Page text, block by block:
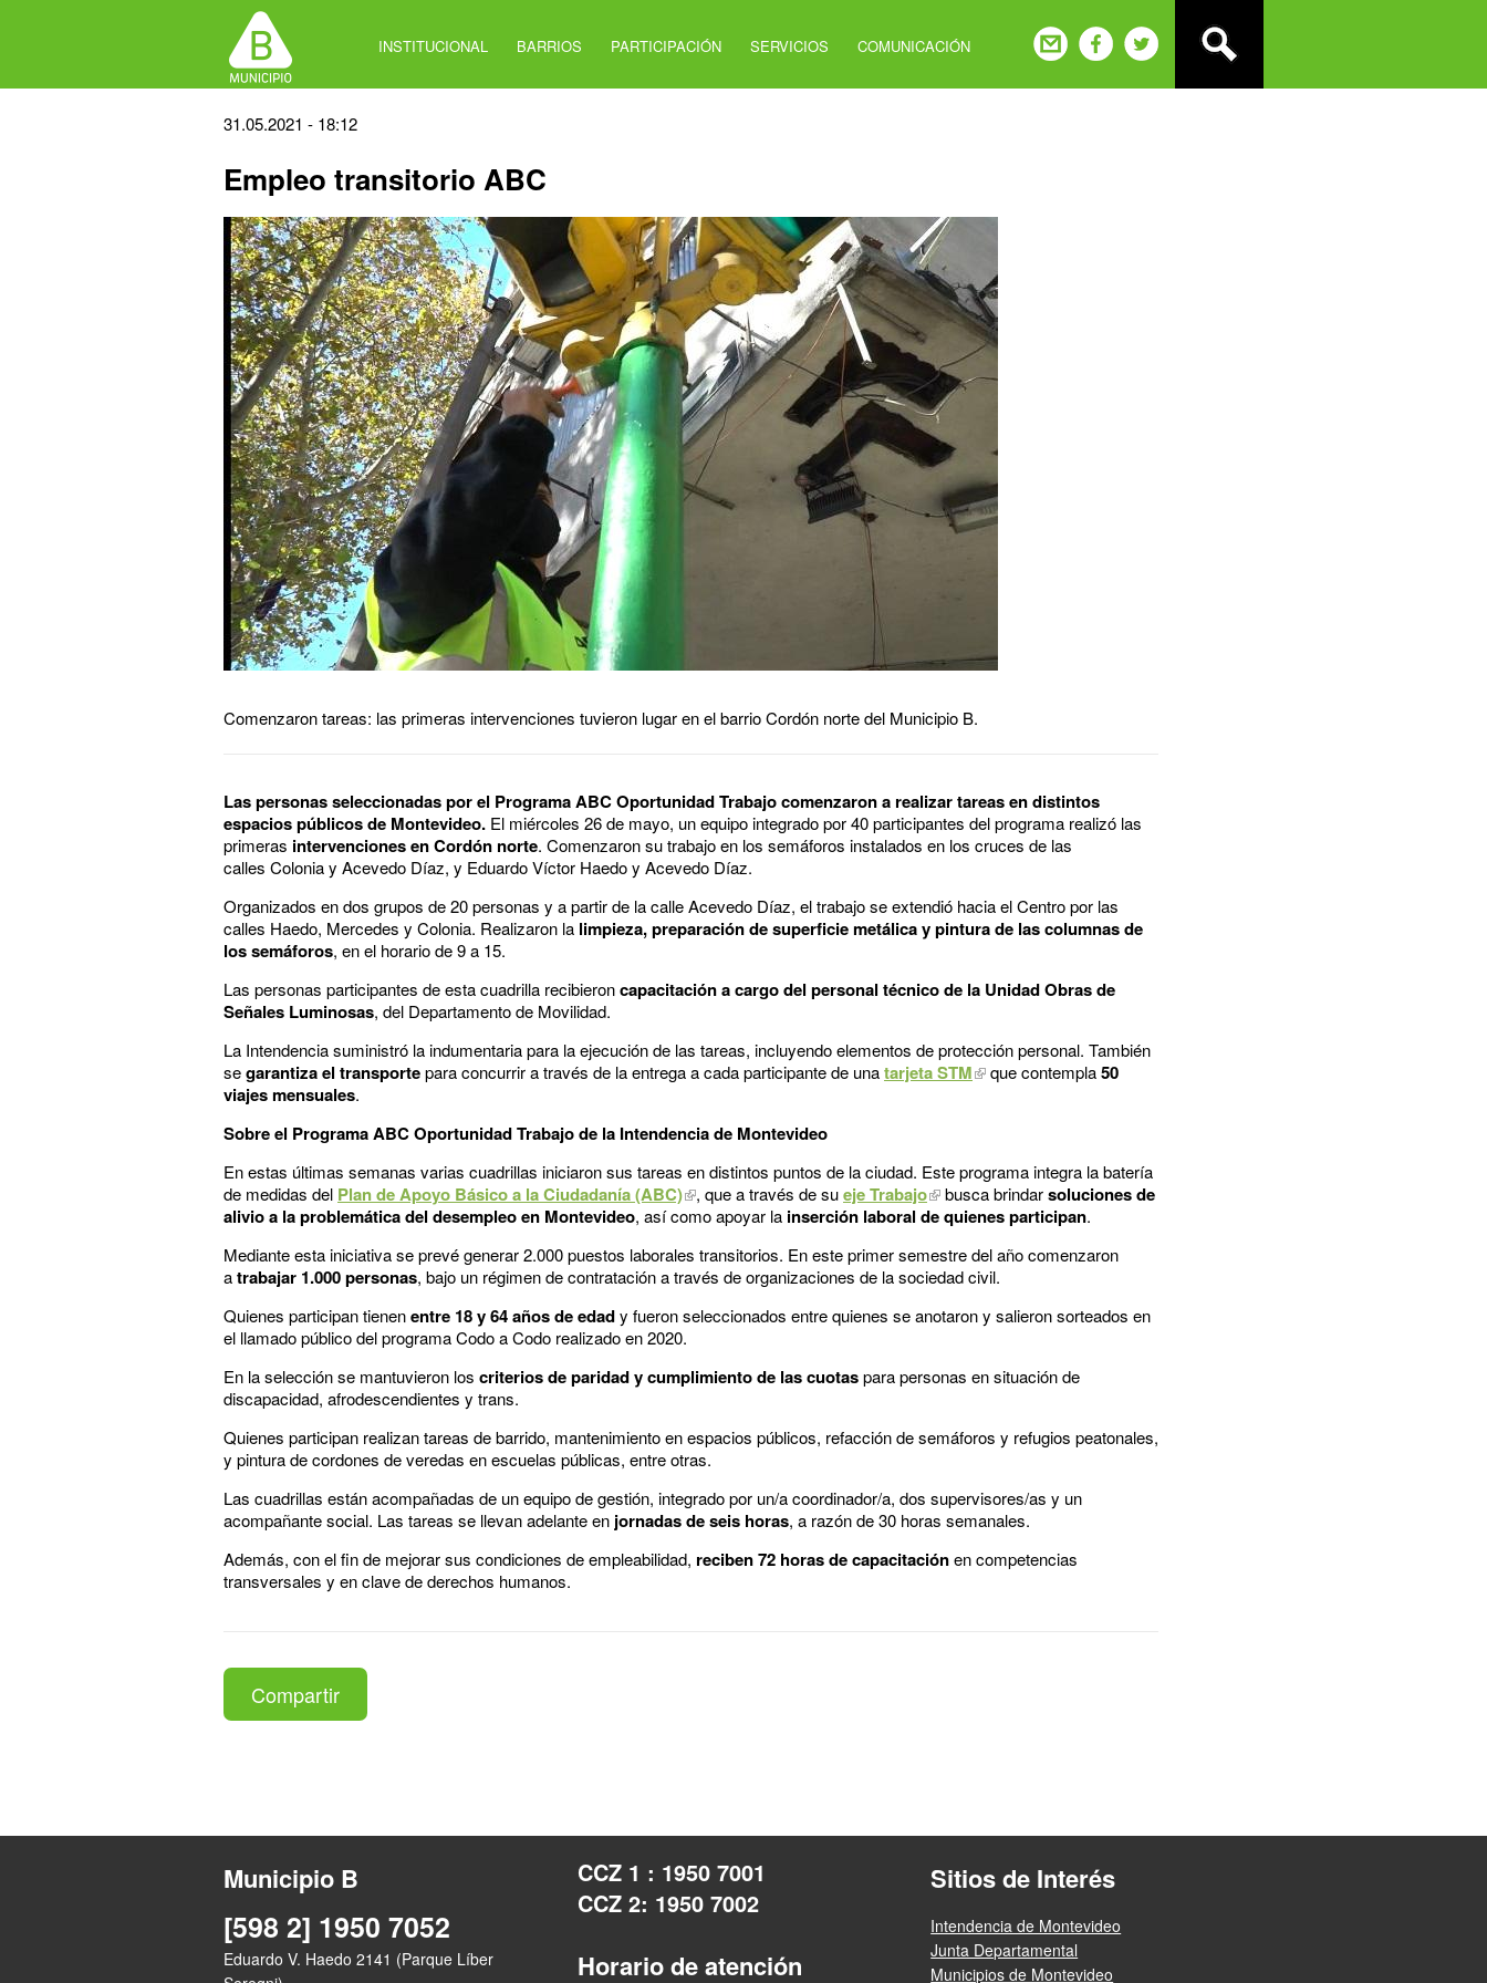
INSTITUCIONAL BARRIOS PARTICIPACIÓN SERVICIOS COMUNICACIÓN
Back
top
31.05.2021 - 18:12
Empleo transitorio ABC
Comenzaron tareas: las primeras intervenciones tuvieron lugar en el barrio Cordón norte del Municipio B.
Las personas seleccionadas por el Programa ABC Oportunidad Trabajo comenzaron a realizar tareas en distintos
espacios públicos de Montevideo. El miércoles 26 de mayo, un equipo integrado por 40 participantes del programa realizó las
primeras intervenciones en Cordón norte. Comenzaron su trabajo en los semáforos instalados en los cruces de las
calles Colonia y Acevedo Díaz, y Eduardo Víctor Haedo y Acevedo Díaz.
Organizados en dos grupos de 20 personas y a partir de la calle Acevedo Díaz, el trabajo se extendió hacia el Centro por las
calles Haedo, Mercedes y Colonia. Realizaron la limpieza, preparación de superficie metálica y pintura de las columnas de
los semáforos, en el horario de 9 a 15.
Las personas participantes de esta cuadrilla recibieroncapacitación a cargo del personal técnico de la Unidad Obras de
Señales Luminosas, del Departamento de Movilidad.
La Intendencia suministró la indumentaria para la ejecución de las tareas, incluyendo elementos de protección personal. También
segarantiza el transportepara concurrir a través de la entrega a cada participante de unatarjeta STM que contempla50
viajes mensuales.
Sobre el Programa ABC Oportunidad Trabajo de la Intendencia de Montevideo
En estas últimas semanas varias cuadrillas iniciaron sus tareas en distintos puntos de la ciudad. Este programa integra la batería
de medidas del Plan de Apoyo Básico a la Ciudadanía (ABC) , que a través de sueje Trabajo busca brindarsoluciones de
alivio a la problemática del desempleo en Montevideo, así como apoyar la inserción laboral de quienes participan.
Mediante esta iniciativa se prevé generar 2.000 puestos laborales transitorios. En este primer semestre del año comenzaron
atrabajar 1.000 personas, bajo un régimen de contratación a través de organizaciones de la sociedad civil.
Quienes participan tienenentre 18 y 64 años de edady fueron seleccionados entre quienes se anotaron y salieron sorteados en
el llamado público del programa Codo a Codo realizado en 2020.
En la selección se mantuvieron los criterios de paridad y cumplimiento de las cuotaspara personas en situación de
discapacidad, afrodescendientes y trans.
Quienes participan realizan tareas de barrido, mantenimiento en espacios públicos, refacción de semáforos y refugios peatonales,
y pintura de cordones de veredas en escuelas públicas, entre otras.
Las cuadrillas están acompañadas de un equipo de gestión, integrado por un/a coordinador/a, dos supervisores/as y un
acompañante social. Las tareas se llevan adelante en jornadas de seis horas, a razón de 30 horas semanales.
Además, con el fin de mejorar sus condiciones de empleabilidad, reciben 72 horas de capacitaciónen competencias
transversales y en clave de derechos humanos.
Compartir
Municipio B
[598 2] 1950 7052
Eduardo V. Haedo 2141 (Parque Líber
CCZ 1 : 1950 7001
CCZ 2: 1950 7002
Horario de atención
Sitios de Interés
Intendencia de Montevideo
Junta Departamental
Municipios de Montevideo